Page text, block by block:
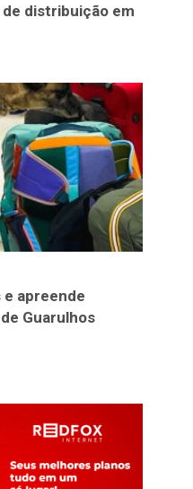
distribuição em
e apreende
Guarulhos